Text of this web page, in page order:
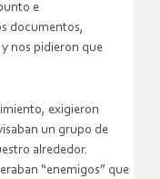
e
documentos,
nos pidieron que
exigieron
un grupo de
alrededor.
“enemigos” que